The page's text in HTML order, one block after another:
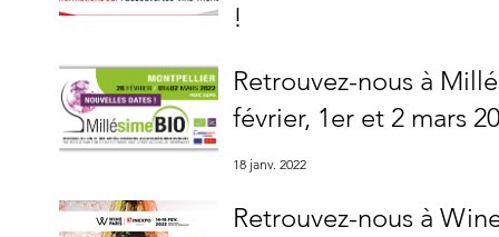
!
Retrouvez-nous à
février, 1er et 2 mars
18 janv. 2022
Retrouvez-nous à